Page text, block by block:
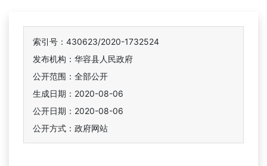
索引号：430623/2020-1732524
发布机构：华容县人民政府
公开范围：全部公开
生成日期：2020-08-06
公开日期：2020-08-06
公开方式：政府网站